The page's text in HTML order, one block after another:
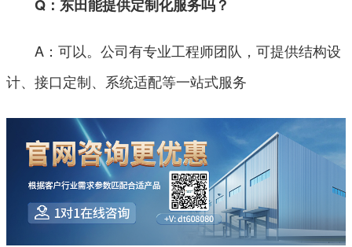
Q：东田能提供定制化服务吗？
A：可以。公司有专业工程师团队，可提供结构设
计、接口定制、系统适配等一站式服务